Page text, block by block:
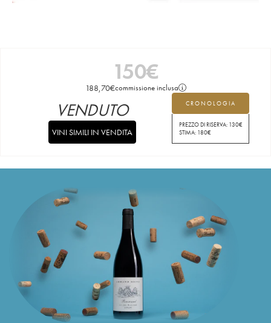
150€
188,70€commissione inclusa
CRONOLOGIA
PREZZO DI RISERVA: 130€
STIMA: 180€
VENDUTO
VINI SIMILI IN VENDITA